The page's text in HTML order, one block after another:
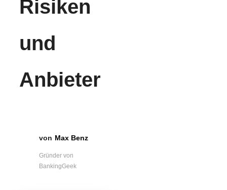
Risiken
und
Anbieter
Max Benz
Gründer von
BankingGeek